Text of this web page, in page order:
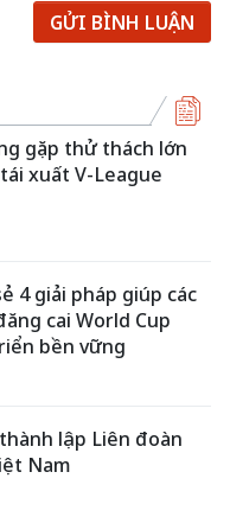
GỬI BÌNH LUẬN
gặp thử thách lớn
xuất V-League
4 giải pháp giúp các
cai World Cup
bền vững
lập Liên đoàn
Nam